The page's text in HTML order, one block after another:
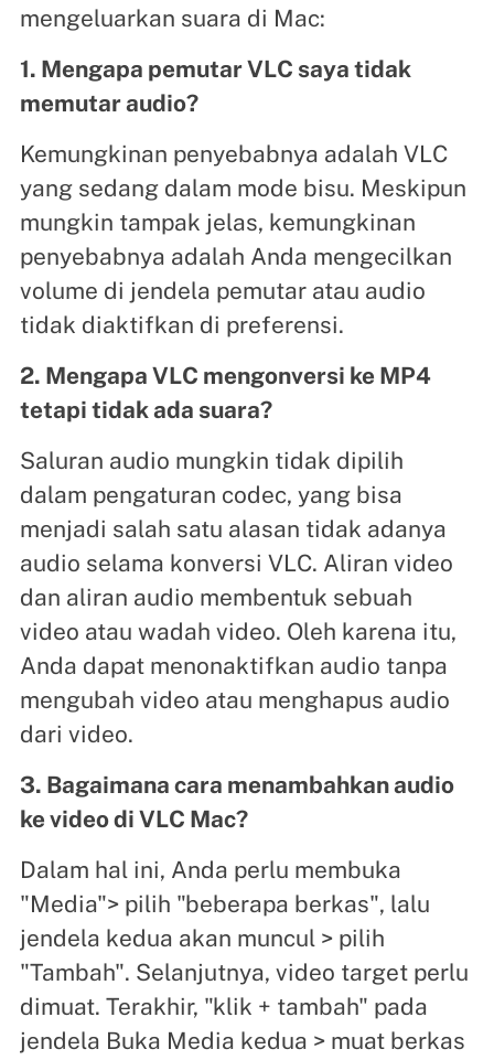
mengeluarkan suara di Mac:
1. Mengapa pemutar VLC saya tidak
memutar audio?
Kemungkinan penyebabnya adalah VLC
yang sedang dalam mode bisu. Meskipun
mungkin tampak jelas, kemungkinan
penyebabnya adalah Anda mengecilkan
volume di jendela pemutar atau audio
tidak diaktifkan di preferensi.
2. Mengapa VLC mengonversi ke MP4
tetapi tidak ada suara?
Saluran audio mungkin tidak dipilih
dalam pengaturan codec, yang bisa
menjadi salah satu alasan tidak adanya
audio selama konversi VLC. Aliran video
dan aliran audio membentuk sebuah
video atau wadah video. Oleh karena itu,
Anda dapat menonaktifkan audio tanpa
mengubah video atau menghapus audio
dari video.
3. Bagaimana cara menambahkan audio
ke video di VLC Mac?
Dalam hal ini, Anda perlu membuka
"Media"> pilih "beberapa berkas", lalu
jendela kedua akan muncul > pilih
"Tambah". Selanjutnya, video target perlu
dimuat. Terakhir, "klik + tambah" pada
jendela Buka Media kedua > muat berkas